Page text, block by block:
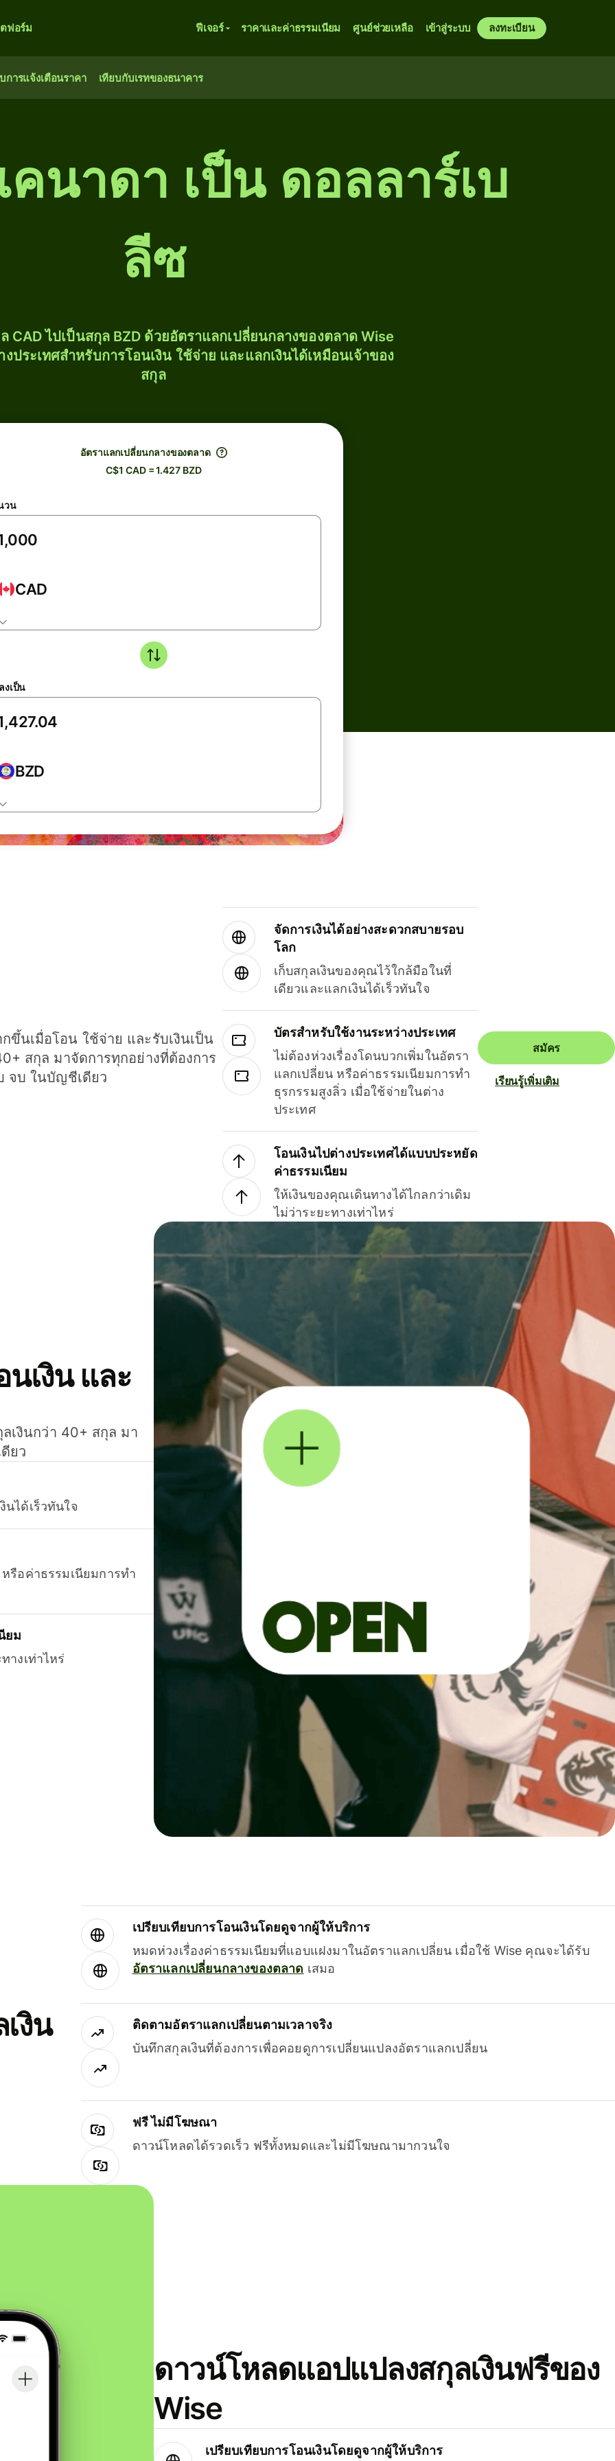
ฟอร์ม ฟีเจอร์ ราคาและค่าธรรมเนียม ศูนย์ช่วยเหลือ เข้าสู่ระบบ ลงทะเบียน
การแจ้งเตือนราคา เทียบกับเรทของธนาคาร
นาดา เป็น ดอลลาร์เบ
ลีซ
CAD ไปเป็นสกุล BZD ด้วยอัตราแลกเปลี่ยนกลางของตลาด Wise
ประเทศสำหรับการโอนเงิน ใช้จ่าย และแลกเงินได้เหมือนเจ้าของ
สกุล
อัตราแลกเปลี่ยนกลางของตลาด
C$1 CAD = 1.427 BZD
วน
CAD
งเป็น
BZD
ขึ้นเมื่อโอน ใช้จ่าย และรับเงินเป็น
สกุล มาจัดการทุกอย่างที่ต้องการ
จบ ในบัญชีเดียว
จัดการเงินได้อย่างสะดวกสบายรอบ
โลก
เก็บสกุลเงินของคุณไว้ใกล้มือในที่
เดียวและแลกเงินได้เร็วทันใจ
บัตรสำหรับใช้งานระหว่างประเทศ
ไม่ต้องห่วงเรื่องโดนบวกเพิ่มในอัตรา
แลกเปลี่ยน หรือค่าธรรมเนียมการทำ
ธุรกรรมสูงลิ่ว เมื่อใช้จ่ายในต่าง
ประเทศ
โอนเงินไปต่างประเทศได้แบบประหยัด
ค่าธรรมเนียม
ให้เงินของคุณเดินทางได้ไกลกว่าเดิม
ไม่ว่าระยะทางเท่าไหร่
สมัคร
เรียนรู้เพิ่มเติม
เงิน และ
เงินกว่า 40+ สกุล มา
ยว
นได้เร็วทันใจ
รือค่าธรรมเนียมการทำ
ยม
างเท่าไหร่
งิน
เปรียบเทียบการโอนเงินโดยดูจากผู้ให้บริการ
หมดห่วงเรื่องค่าธรรมเนียมที่แอบแฝงมาในอัตราแลกเปลี่ยน เมื่อใช้ Wise คุณจะได้รับ
อัตราแลกเปลี่ยนกลางของตลาด เสมอ
ติดตามอัตราแลกเปลี่ยนตามเวลาจริง
บันทึกสกุลเงินที่ต้องการเพื่อคอยดูการเปลี่ยนแปลงอัตราแลกเปลี่ยน
ฟรี ไม่มีโฆษณา
ดาวน์โหลดได้รวดเร็ว ฟรีทั้งหมดและไม่มีโฆษณามากวนใจ
ดาวน์โหลดแอปแปลงสกุลเงินฟรีของ
Wise
เปรียบเทียบการโอนเงินโดยดูจากผู้ให้บริการ